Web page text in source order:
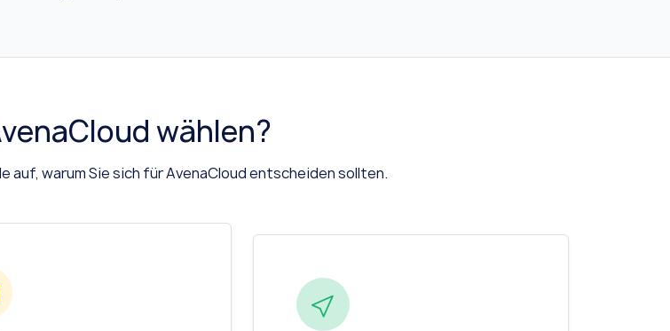
wählen?
auf, warum Sie sich für AvenaCloud entscheiden sollten.